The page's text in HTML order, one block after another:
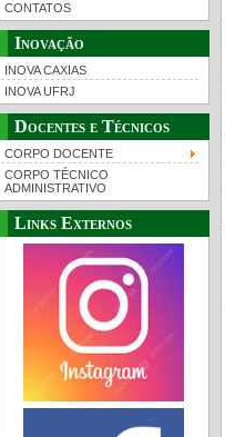
CONTATOS
Inovação
INOVA CAXIAS
INOVA UFRJ
Docentes e Técnicos
CORPO DOCENTE
CORPO TÉCNICO
ADMINISTRATIVO
Links Externos